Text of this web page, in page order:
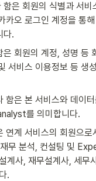
은 회원의 식별과 서비
카오 로그인 계정을 통해
다.
은 회원의 계정, 성명 등
서비스 이용정보 등 생
함은 본 서비스와 데이
를 의미합니다.
연계 서비스의 회원으로
무 분석, 컨설팅 및
계사, 재무설계사, 세무
.